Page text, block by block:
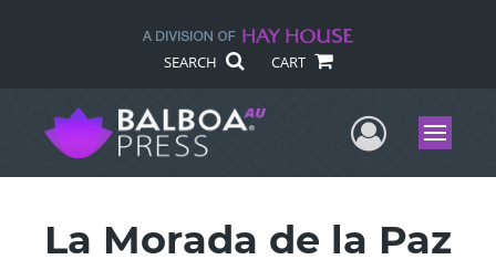
SEARCH CART
UserMenu
La Morada de la Paz